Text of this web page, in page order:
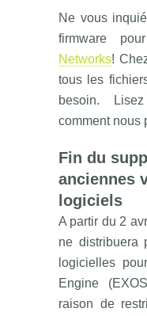
Ne vous
firmware
Networks!
tous les
besoin.
comment nous
Fin du
anciennes
logiciels
A partir du 2
ne distribuera
logicielles
Engine
raison de